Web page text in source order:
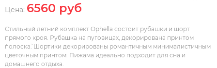
Цена: 6560 руб
Стильный летний комплект Ophella состоит рубашки и шорт
прямого кроя. Рубашка на пуговицах, декорирована принтом
`полоска`. Шортики декорированы романтичным минималистичным
цветочным принтом. Пижама идеально подходит для сна и
домашнего отдыха.